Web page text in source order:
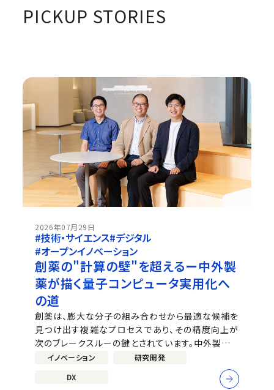
PICKUP STORIES
2026年07月29日
#技術・サイエンス#デジタル
#オープンイノベーション
創薬の"計算の壁"を超えるー中外製
薬が描く量子コンピュータ実用化へ
の道
創薬は、膨大な分子の組み合わせから最適な候補を
見つけ出す複雑なプロセスであり、その精度向上が
次のブレークスルーの鍵とされています。中外製薬で
は、この課題に対し、将来の量子コンピュータ活用を
見据えた高精度な分子計算という新たなアプローチ
に挑んでいます。本記事では、当社の量子創薬プロジ
イノベーション
研究開発
DX